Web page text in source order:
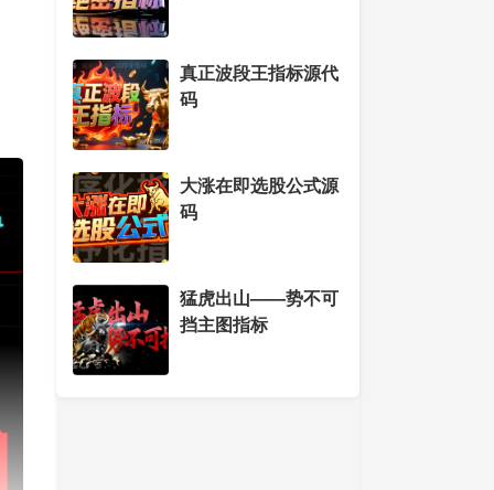
真正波段王指标源代
码
大涨在即选股公式源
码
猛虎出山——势不可
挡主图指标